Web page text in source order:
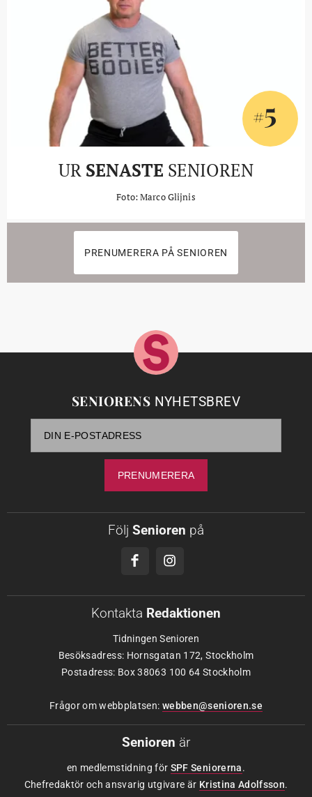
#5
UR SENASTE SENIOREN
Foto: Marco Glijnis
PRENUMERERA PÅ SENIOREN
SENIORENS NYHETSBREV
Följ Senioren på
Kontakta Redaktionen
Tidningen Senioren
Besöksadress: Hornsgatan 172, Stockholm
Postadress: Box 38063 100 64 Stockholm
Frågor om webbplatsen: webben@senioren.se
Senioren är
en medlemstidning för SPF Seniorerna.
Chefredaktör och ansvarig utgivare är Kristina Adolfsson.